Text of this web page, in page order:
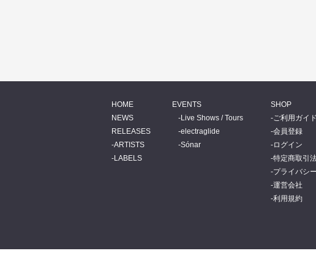
HOME
NEWS
RELEASES
ARTISTS
LABELS
EVENTS
Live Shows / Tours
electraglide
Sónar
SHOP
ご利用ガイド
会員登録
ログイン
特定商取引
プライバシ
運営会社
利用規約